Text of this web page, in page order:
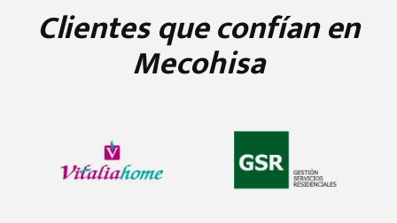
Clientes que confían en
Mecohisa